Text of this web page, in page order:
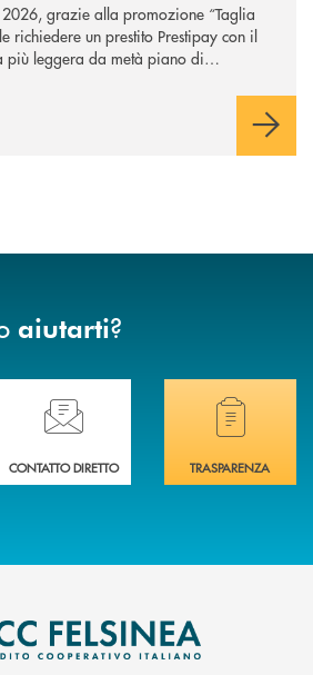
grazie alla promozione “Taglia
richiedere un prestito Prestipay con il
più leggera da metà piano di
aiutarti?
delle nostre&nbsp; filiali .
Ti serve assistenza immediata? Contattaci!
CONTATTO DIRETTO
Hai bisogno di
TRASPARENZA